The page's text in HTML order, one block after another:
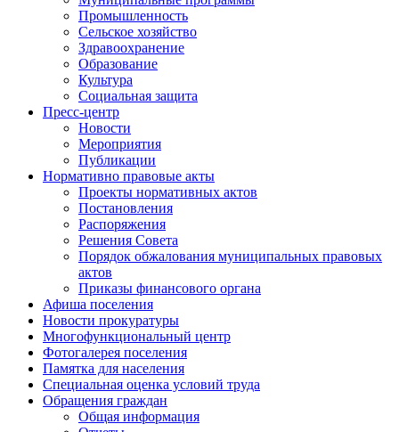
Промышленность
Сельское хозяйство
Здравоохранение
Образование
Культура
Социальная защита
Пресс-центр
Новости
Мероприятия
Публикации
Нормативно правовые акты
Проекты нормативных актов
Постановления
Распоряжения
Решения Совета
Порядок обжалования муниципальных правовых
актов
Приказы финансового органа
Афиша поселения
Новости прокуратуры
Многофункциональный центр
Фотогалерея поселения
Памятка для населения
Специальная оценка условий труда
Обращения граждан
Общая информация